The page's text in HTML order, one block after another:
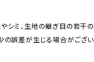
シミ、生地の継ぎ目の若干の
の誤差が生じる場合がござい